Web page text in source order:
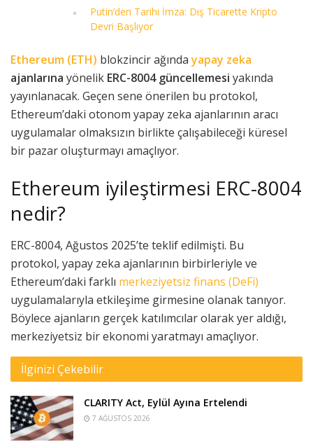
Putin’den Tarihi İmza: Dış Ticarette Kripto
Devri Başlıyor
Ethereum (ETH) blokzincir ağındayapay zeka
ajanlarına yönelik ERC-8004 güncellemesi yakında
yayınlanacak. Geçen sene önerilen bu protokol,
Ethereum’daki otonom yapay zeka ajanlarının aracı
uygulamalar olmaksızın birlikte çalışabileceği küresel
bir pazar oluşturmayı amaçlıyor.
Ethereum iyileştirmesi ERC-8004
nedir?
ERC-8004, Ağustos 2025’te teklif edilmişti. Bu
protokol, yapay zeka ajanlarının birbirleriyle ve
Ethereum’daki farklı merkeziyetsiz finans (DeFi)
uygulamalarıyla etkileşime girmesine olanak tanıyor.
Böylece ajanların gerçek katılımcılar olarak yer aldığı,
merkeziyetsiz bir ekonomi yaratmayı amaçlıyor.
İlginizi Çekebilir
CLARITY Act, Eylül Ayına Ertelendi
7 AĞUSTOS 2026